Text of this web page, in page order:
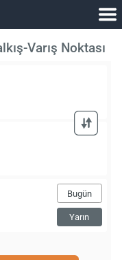
Varış Noktası
Bugün
Yarın